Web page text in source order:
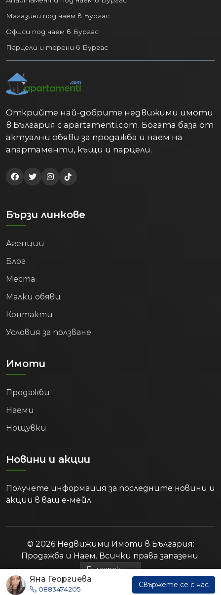
Яна Георгиева
0883474205 Свържете се с нас
Магазини под наем в Бургас
Офиси под наем в Бургас
Парцели и терени в Бургас
Открийте най-добрите недвижими имоти
в България с apartamenti.com. Богата база от
актуални обяви за продажба и наем на
апартаменти, къщи и парцели.
Бързи линкове
Агенции
Блог
Места
Малки обяви
Контакти
Условия за ползване
Имоти
Продажби
Наеми
Нощувки
Новини и акции
Получете информация за последните новини и
акции в ваш е-мейл.
© 2026 Недвижими Имоти в България:
Продажба и Наем. Всички права запазени.